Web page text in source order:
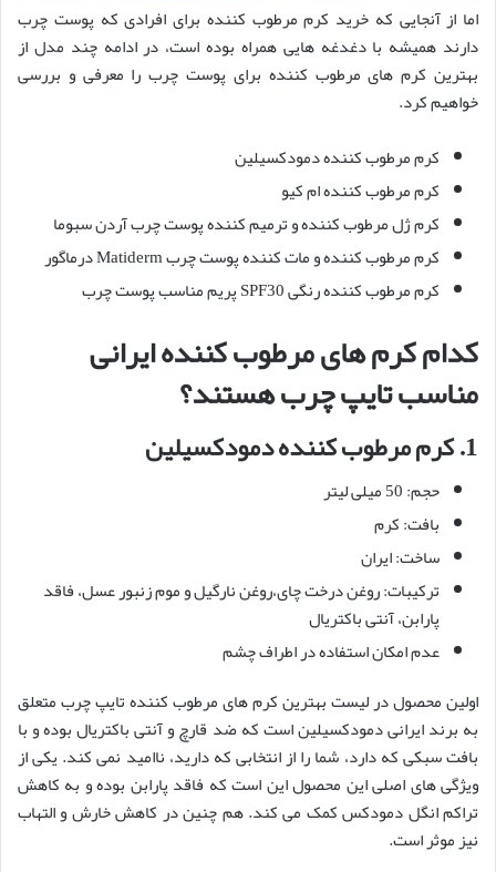
اما از آنجایی که خرید کرم مرطوب کننده برای افرادی که پوست چرب
دارند همیشه با دغدغه هایی همراه بوده است، در ادامه چند مدل از
بهترین کرم های مرطوب کننده برای پوست چرب را معرفی و بررسی
خواهیم کرد.
کرم مرطوب کننده دمودکسیلین
کرم مرطوب کننده ام کیو
کرم ژل مرطوب کننده و ترمیم کننده پوست چرب آردن سبوما
کرم مرطوب کننده و مات کننده پوست چرب Matiderm
درماگور
کرم مرطوب کننده رنگی SPF30
پریم مناسب پوست چرب
کدام کرم های مرطوب کننده ایرانی
مناسب تایپ چرب هستند؟
1. کرم مرطوب کننده دمودکسیلین
حجم: 50 میلی لیتر
بافت: کرم
ساخت: ایران
ترکیبات: روغن درخت چای،روغن نارگیل و موم زنبور عسل، فاقد
پارابن، آنتی باکتریال
عدم امکان استفاده در اطراف چشم
اولین محصول در لیست بهترین کرم های مرطوب کننده تایپ چرب متعلق
به برند ایرانی دمودکسیلین است که ضد قارچ و آنتی باکتریال بوده و با
بافت سبکی که دارد، شما را از انتخابی که دارید، ناامید نمی‌ کند. یکی از
ویژگی های اصلی این محصول این است که فاقد پارابن بوده و به کاهش
تراکم انگل دمودکس کمک می‎ کند. هم چنین در کاهش خارش و التهاب
نیز موثر است.